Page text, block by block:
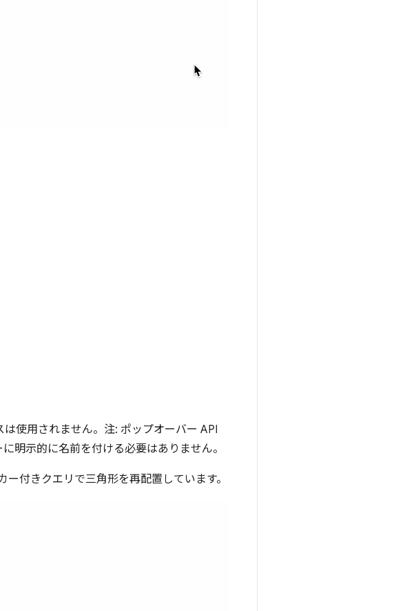
使用されません。注: ポップオーバー API
明示的に名前を付ける必要はありません。
付きクエリで三角形を再配置しています。